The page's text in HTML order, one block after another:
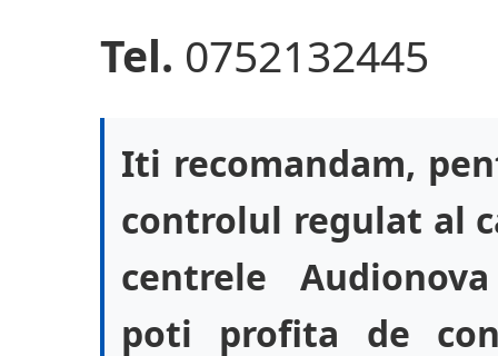
Tel. 0752132445
Iti recomandam,
controlul regulat al
centrele
poti profita de